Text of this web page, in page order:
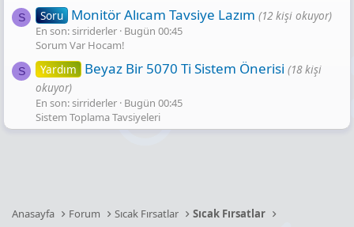
S Soru Monitör Alıcam Tavsiye Lazım (12 kişi okuyor)
En son: sirriderler Bugün 00:45
Sorum Var Hocam!
S Yardım Beyaz Bir 5070 Ti Sistem Önerisi (18 kişi
okuyor)
En son: sirriderler Bugün 00:45
Sistem Toplama Tavsiyeleri
Anasayfa Forum Sıcak Fırsatlar Sıcak Fırsatlar